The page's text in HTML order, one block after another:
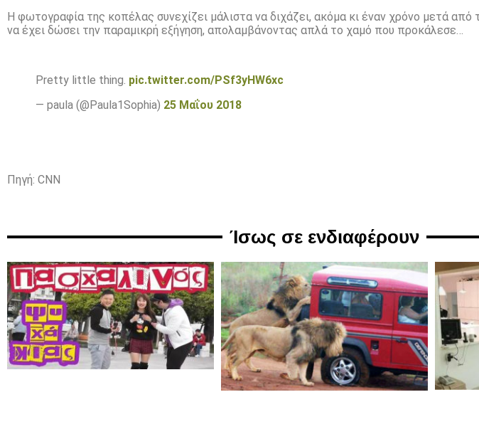
Η φωτογραφία της κοπέλας συνεχίζει μάλιστα να διχάζει, ακόμα κι έναν χρόνο μετά από
να έχει δώσει την παραμικρή εξήγηση, απολαμβάνοντας απλά το χαμό που προκάλεσε…
Pretty little thing. pic.twitter.com/PSf3yHW6xc
— paula (@Paula1Sophia) 25 Μαΐου 2018
Πηγή: CNN
Ίσως σε ενδιαφέρουν